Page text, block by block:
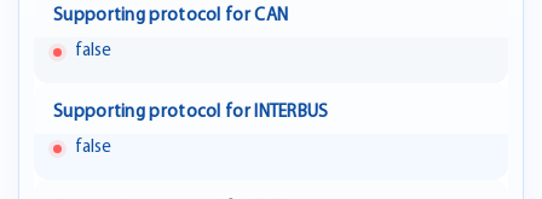
Supporting protocol for CAN
false
Supporting protocol for INTERBUS
false